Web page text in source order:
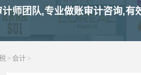
师团队,专业做账审计咨询,有
> 会计 >